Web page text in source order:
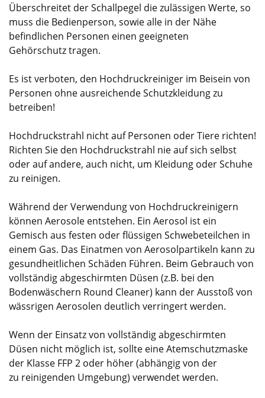
Überschreitet der Schallpegel die zulässigen Werte, so
muss die Bedienperson, sowie alle in der Nähe
befindlichen Personen einen geeigneten
Gehörschutz tragen.
Es ist verboten, den Hochdruckreiniger im Beisein von
Personen ohne ausreichende Schutzkleidung zu
betreiben!
Hochdruckstrahl nicht auf Personen oder Tiere richten!
Richten Sie den Hochdruckstrahl nie auf sich selbst
oder auf andere, auch nicht, um Kleidung oder Schuhe
zu reinigen.
Während der Verwendung von Hochdruckreinigern
können Aerosole entstehen. Ein Aerosol ist ein
Gemisch aus festen oder flüssigen Schwebeteilchen in
einem Gas. Das Einatmen von Aerosolpartikeln kann zu
gesundheitlichen Schäden Führen. Beim Gebrauch von
vollständig abgeschirmten Düsen (z.B. bei den
Bodenwäschern Round Cleaner) kann der Ausstoß von
wässrigen Aerosolen deutlich verringert werden.
Wenn der Einsatz von vollständig abgeschirmten
Düsen nicht möglich ist, sollte eine Atemschutzmaske
der Klasse FFP 2 oder höher (abhängig von der
zu reinigenden Umgebung) verwendet werden.